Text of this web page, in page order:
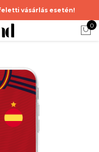
feletti vásárlás esetén!
0